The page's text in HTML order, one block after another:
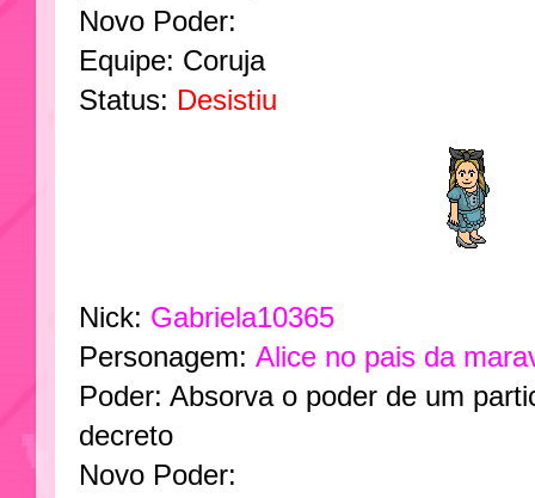
Novo Poder:
Equipe: Coruja
Status: Desistiu
Nick: Gabriela10365
Personagem: Alice no pais da
Poder: Absorva o poder de um
decreto
Novo Poder: